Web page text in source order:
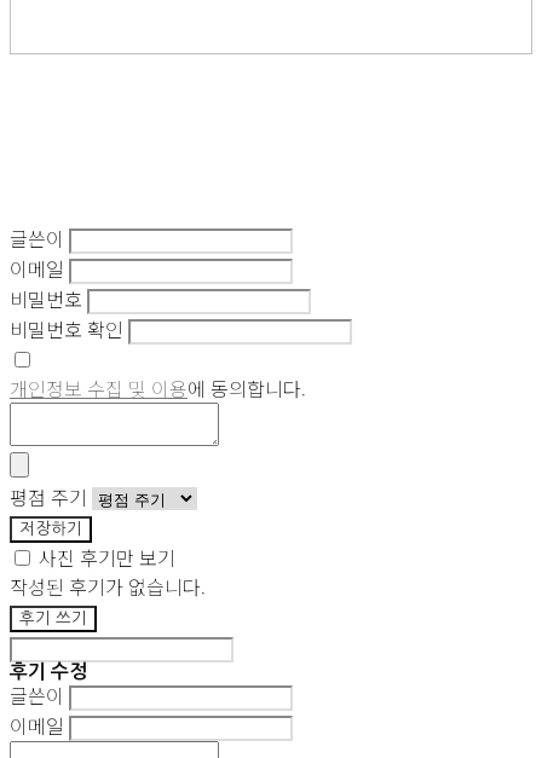
글쓴이
이메일
비밀번호
비밀번호 확인
개인정보 수집 및 이용에 동의합니다.
평점 주기
저장하기
사진 후기만 보기
작성된 후기가 없습니다.
후기 쓰기
후기 수정
글쓴이
이메일